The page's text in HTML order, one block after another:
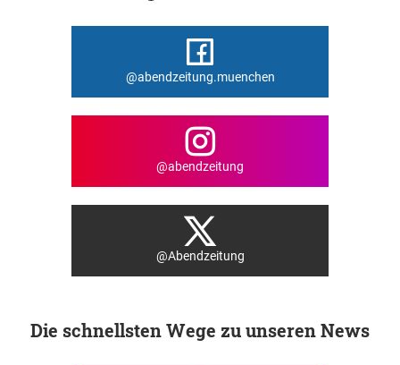
@abendzeitung.muenchen
@abendzeitung
@Abendzeitung
Die schnellsten Wege zu unseren News